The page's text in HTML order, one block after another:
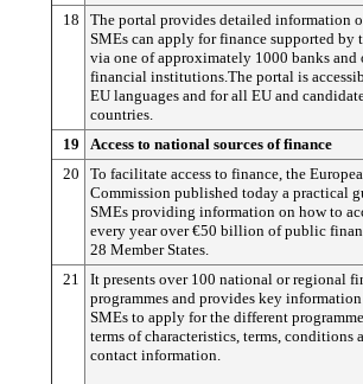
18
The portal provides detailed information
SMEs can apply for finance supported by
via one of approximately 1000 banks and
financial institutions.The portal is
EU languages and for all EU and
countries.
19
Access to national sources of finance
20
To facilitate access to finance, the
Commission published today a practical
SMEs providing information on how to
every year over €50 billion of public
28 Member States.
21
It presents over 100 national or regional
programmes and provides key
SMEs to apply for the different
terms of characteristics, terms, conditions
contact information.